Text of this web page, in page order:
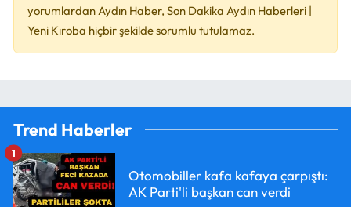
yorumlardan Aydın Haber, Son Dakika Aydın Haberleri |
Yeni Kıroba hiçbir şekilde sorumlu tutulamaz.
Trend Haberler
Otomobiller kafa kafaya çarpıştı:
AK Parti'li başkan can verdi
1